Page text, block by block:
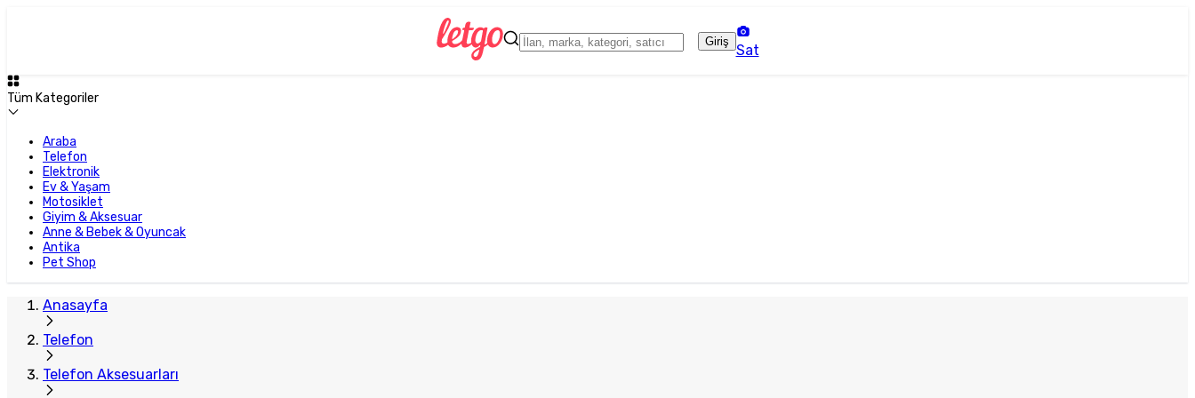
Giriş
Sat
Tüm Kategoriler
Araba
Telefon
Elektronik
Ev & Yaşam
Motosiklet
Giyim & Aksesuar
Anne & Bebek & Oyuncak
Antika
Pet Shop
Anasayfa
Telefon
Telefon Aksesuarları